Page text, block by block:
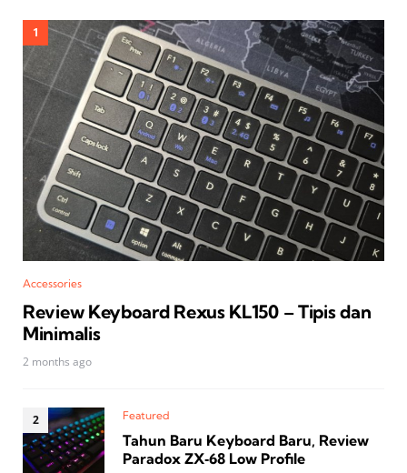
Accessories
Review Keyboard Rexus KL150 – Tipis dan
Minimalis
2 months ago
Featured
Tahun Baru Keyboard Baru, Review
Paradox ZX‑68 Low Profile